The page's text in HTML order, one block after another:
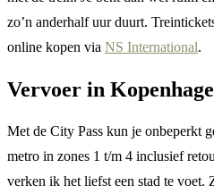
zo’n anderhalf uur duurt.
online kopen via NS International.
Vervoer in
Met de City Pass kun je onbeperkt
metro in zones 1 t/m 4 inclusief
verken ik het liefst een stad te